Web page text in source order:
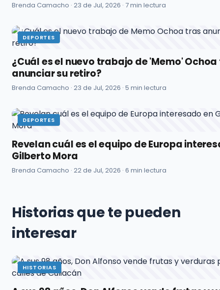
Brenda Camacho · 23 de Jul, 2026 · 7 min lectura
DEPORTES
¿Cuál es el nuevo trabajo de 'Memo'
anunciar su retiro?
Brenda Camacho · 23 de Jul, 2026 · 5 min lectura
DEPORTES
Revelan cuál es el equipo de Europa
Gilberto Mora
Brenda Camacho · 22 de Jul, 2026 · 6 min lectura
Historias que te pueden
interesar
HISTORIAS